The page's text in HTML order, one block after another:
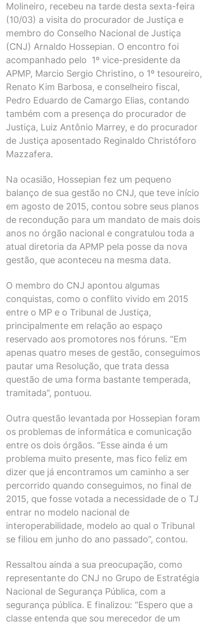
Molineiro, recebeu na tarde desta sexta-feira
(10/03) a visita do procurador de Justiça e
membro do Conselho Nacional de Justiça
(CNJ) Arnaldo Hossepian. O encontro foi
acompanhado pelo 1º vice-presidente da
APMP, Marcio Sergio Christino, o 1º tesoureiro,
Renato Kim Barbosa, e conselheiro fiscal,
Pedro Eduardo de Camargo Elias, contando
também com a presença do procurador de
Justiça, Luiz Antônio Marrey, e do procurador
de Justiça aposentado Reginaldo Christóforo
Mazzafera.
Na ocasião, Hossepian fez um pequeno
balanço de sua gestão no CNJ, que teve início
em agosto de 2015, contou sobre seus planos
de recondução para um mandato de mais dois
anos no órgão nacional e congratulou toda a
atual diretoria da APMP pela posse da nova
gestão, que aconteceu na mesma data.
O membro do CNJ apontou algumas
conquistas, como o conflito vivido em 2015
entre o MP e o Tribunal de Justiça,
principalmente em relação ao espaço
reservado aos promotores nos fóruns. “Em
apenas quatro meses de gestão, conseguimos
pautar uma Resolução, que trata dessa
questão de uma forma bastante temperada,
tramitada”, pontuou.
Outra questão levantada por Hossepian foram
os problemas de informática e comunicação
entre os dois órgãos. “Esse ainda é um
problema muito presente, mas fico feliz em
dizer que já encontramos um caminho a ser
percorrido quando conseguimos, no final de
2015, que fosse votada a necessidade de o TJ
entrar no modelo nacional de
interoperabilidade, modelo ao qual o Tribunal
se filiou em junho do ano passado”, contou.
Ressaltou ainda a sua preocupação, como
representante do CNJ no Grupo de Estratégia
Nacional de Segurança Pública, com a
segurança pública. E finalizou: “Espero que a
classe entenda que sou merecedor de um